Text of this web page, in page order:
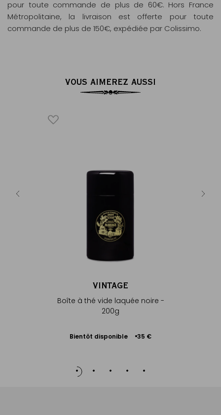
pour toute commande de plus de 60€. Hors France
Métropolitaine, la livraison est offerte pour toute
commande de plus de 150€, expédiée par Colissimo.
VOUS AIMEREZ AUSSI
VINTAGE
Boîte à thé vide laquée noire -
200g
Bientôt disponible 35 €